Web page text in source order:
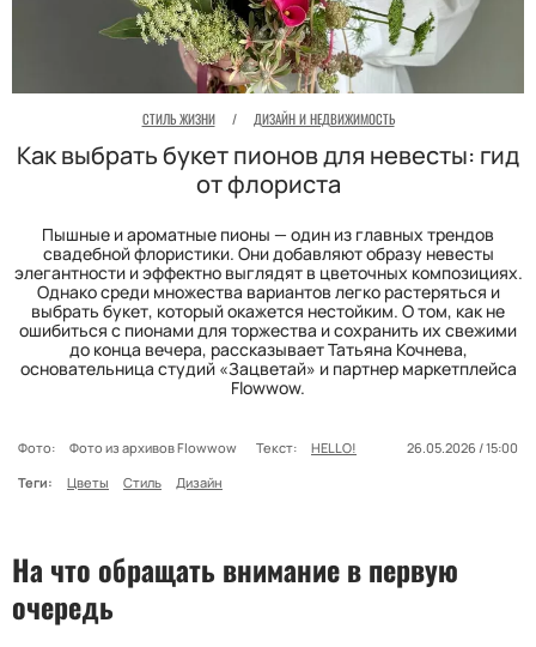
СТИЛЬ ЖИЗНИ / ДИЗАЙН И НЕДВИЖИМОСТЬ
Как выбрать букет пионов для невесты: гид
от флориста
Пышные и ароматные пионы — один из главных трендов
свадебной флористики. Они добавляют образу невесты
элегантности и эффектно выглядят в цветочных композициях.
Однако среди множества вариантов легко растеряться и
выбрать букет, который окажется нестойким. О том, как не
ошибиться с пионами для торжества и сохранить их свежими
до конца вечера, рассказывает Татьяна Кочнева,
основательница студий «Зацветай» и партнер маркетплейса
Flowwow.
Фото: Фото из архивов Flowwow Текст: HELLO!
26.05.2026 / 15:00
Теги:
Цветы Стиль Дизайн
На что обращать внимание в первую
очередь